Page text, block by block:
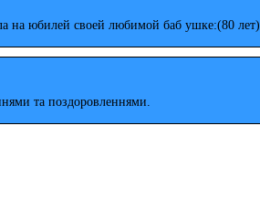
на юбилей своей любимой баб ушке:(80 лет)
та поздоровленнями.